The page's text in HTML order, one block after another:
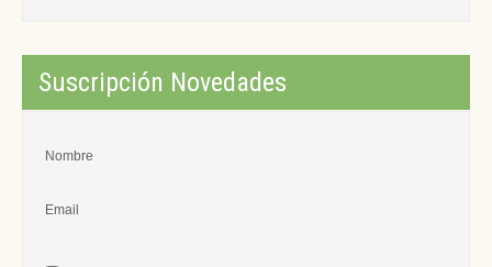
Suscripción Novedades
Nombre
Email